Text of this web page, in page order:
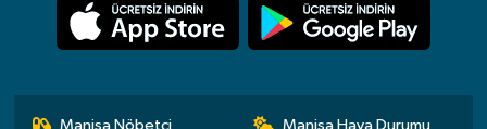
Manisa Nöbetçi
Manisa Hava Durumu